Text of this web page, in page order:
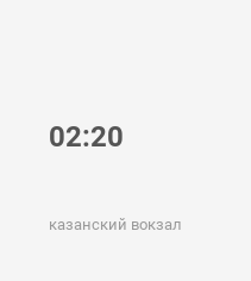
02:20
казанский вокзал